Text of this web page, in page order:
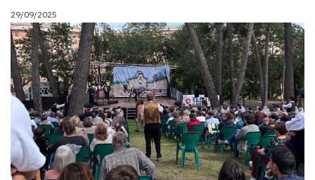
29/09/2025